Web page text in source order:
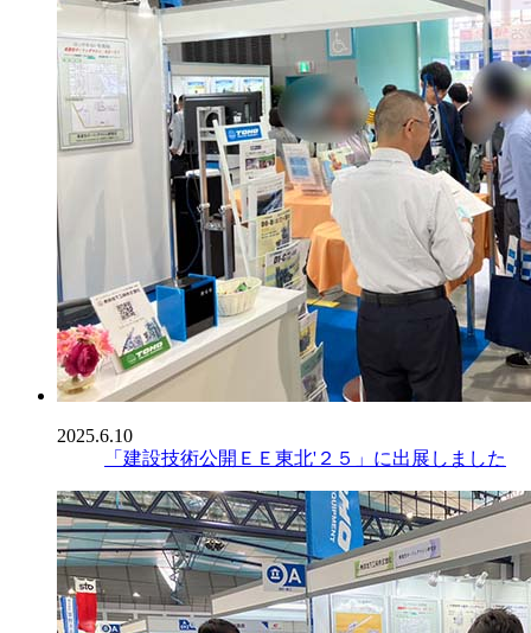
2025.6.10
「建設技術公開ＥＥ東北'２５」に出展しました